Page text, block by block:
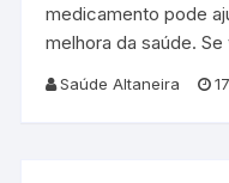
medicamento pode
melhora da saúde.
Saúde Altaneira